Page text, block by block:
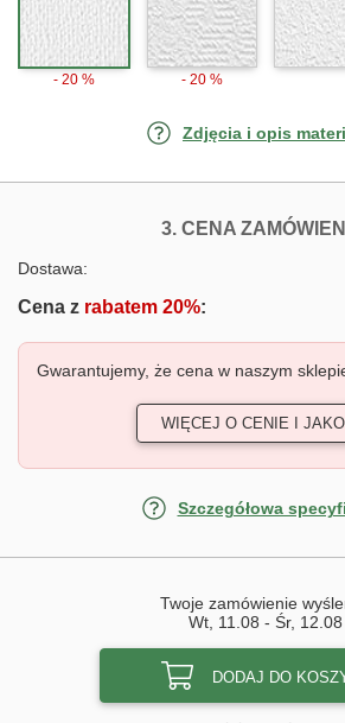
- 20 % - 20 %
Zdjęcia i opis
3. CENA
Dostawa:
Cena z rabatem 20%:
Gwarantujemy, że cena w naszym
WIĘCEJ O CENIE I
Szczegółowa
Twoje zamówienie
Wt, 11.08 - Śr, 12.08
DODAJ DO